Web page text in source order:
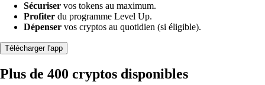
Sécuriser vos tokens au maximum.
Profiter du programme Level Up.
Dépenser vos cryptos au quotidien (si éligible).
Télécharger l'app
Plus de 400 cryptos disponibles